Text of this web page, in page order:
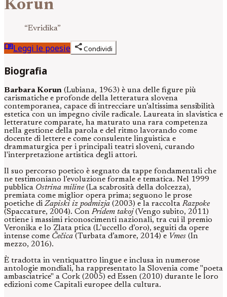
Korun
“Evridika”
menu_bookLeggi le poesie shareCondividi
Biografia
Barbara Korun (Lubiana, 1963) è una delle figure più
carismatiche e profonde della letteratura slovena
contemporanea, capace di intrecciare un’altissima sensibilità
estetica con un impegno civile radicale. Laureata in slavistica e
letterature comparate, ha maturato una rara competenza
nella gestione della parola e del ritmo lavorando come
docente di lettere e come consulente linguistica e
drammaturgica per i principali teatri sloveni, curando
l'interpretazione artistica degli attori.
Il suo percorso poetico è segnato da tappe fondamentali che
ne testimoniano l'evoluzione formale e tematica. Nel 1999
pubblica Ostrina miline(La scabrosità della dolcezza),
premiata come miglior opera prima; seguono le prose
poetiche di Zapiski iz podmizja (2003) e la raccolta Razpoke
(Spaccature, 2004). Con Pridem takoj(Vengo subito, 2011)
ottiene i massimi riconoscimenti nazionali, tra cui il premio
Veronika e lo Zlata ptica (L’uccello d’oro), seguiti da opere
intense come Čečica (Turbata d’amore, 2014) e Vmes (In
mezzo, 2016).
È tradotta in ventiquattro lingue e inclusa in numerose
antologie mondiali, ha rappresentato la Slovenia come "poeta
ambasciatrice" a Cork (2005) ed Essen (2010) durante le loro
edizioni come Capitali europee della cultura.